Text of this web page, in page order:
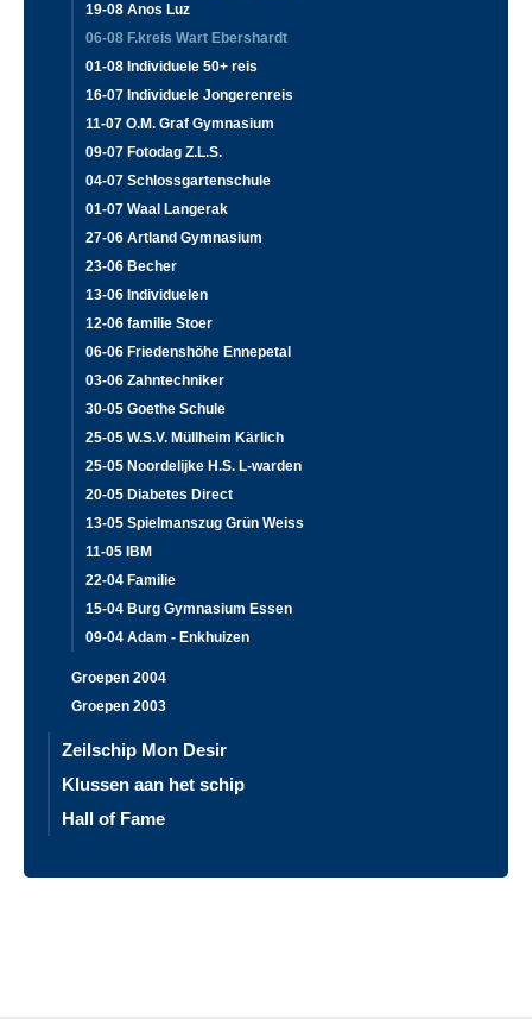
19-08 Anos Luz
06-08 F.kreis Wart Ebershardt
01-08 Individuele 50+ reis
16-07 Individuele Jongerenreis
11-07 O.M. Graf Gymnasium
09-07 Fotodag Z.L.S.
04-07 Schlossgartenschule
01-07 Waal Langerak
27-06 Artland Gymnasium
23-06 Becher
13-06 Individuelen
12-06 familie Stoer
06-06 Friedenshöhe Ennepetal
03-06 Zahntechniker
30-05 Goethe Schule
25-05 W.S.V. Müllheim Kärlich
25-05 Noordelijke H.S. L-warden
20-05 Diabetes Direct
13-05 Spielmanszug Grün Weiss
11-05 IBM
22-04 Familie
15-04 Burg Gymnasium Essen
09-04 Adam - Enkhuizen
Groepen 2004
Groepen 2003
Zeilschip Mon Desir
Klussen aan het schip
Hall of Fame